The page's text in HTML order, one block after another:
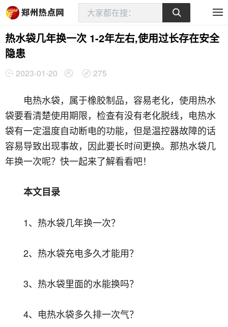
热水袋几年换一次 1-2年左右,使用过长存在安全
隐患
2023-01-20 275
电热水袋，属于橡胶制品，容易老化，使用热水
袋要看清楚使用期限，检查有没有老化脱线，电热水
袋有一定温度自动断电的功能，但是温控器故障的话
容易导致出现事故，因此要长时间更换。那热水袋几
年换一次呢？快一起来了解看看吧！
本文目录
1、热水袋几年换一次？
2、热水袋充电多久才能用？
3、热水袋里面的水能换吗？
4、电热水袋多久排一次气？